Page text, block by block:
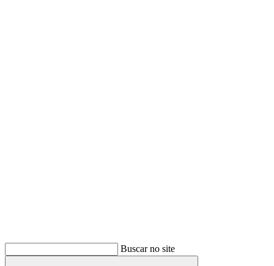
Buscar no site